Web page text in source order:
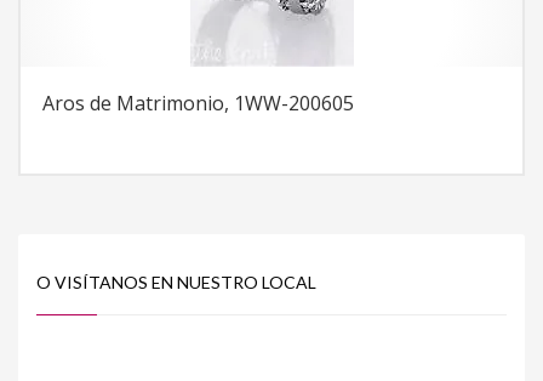
Aros de Matrimonio, 1WW-200605
O VISÍTANOS EN NUESTRO LOCAL